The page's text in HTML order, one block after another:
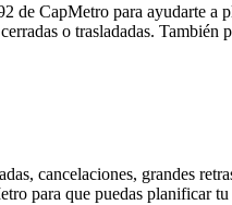
de CapMetro para ayudarte a
o trasladadas. También
cancelaciones, grandes
para que puedas planificar